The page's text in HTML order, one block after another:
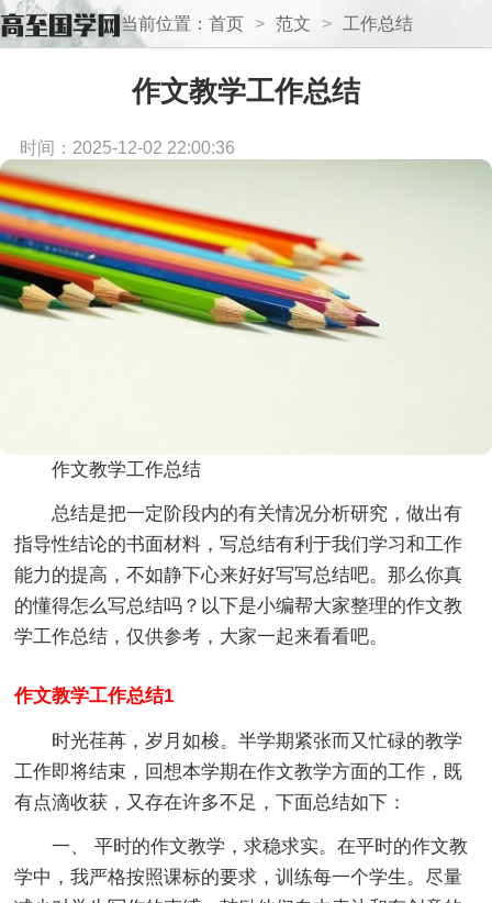
当前位置： 首页 > 范文 > 工作总结
作文教学工作总结
时间：2025-12-02 22:00:36
作文教学工作总结
总结是把一定阶段内的有关情况分析研究，做出有
指导性结论的书面材料，写总结有利于我们学习和工作
能力的提高，不如静下心来好好写写总结吧。那么你真
的懂得怎么写总结吗？以下是小编帮大家整理的作文教
学工作总结，仅供参考，大家一起来看看吧。
作文教学工作总结1
时光荏苒，岁月如梭。半学期紧张而又忙碌的教学
工作即将结束，回想本学期在作文教学方面的工作，既
有点滴收获，又存在许多不足，下面总结如下：
一、 平时的作文教学，求稳求实。在平时的作文教
学中，我严格按照课标的要求，训练每一个学生。尽量